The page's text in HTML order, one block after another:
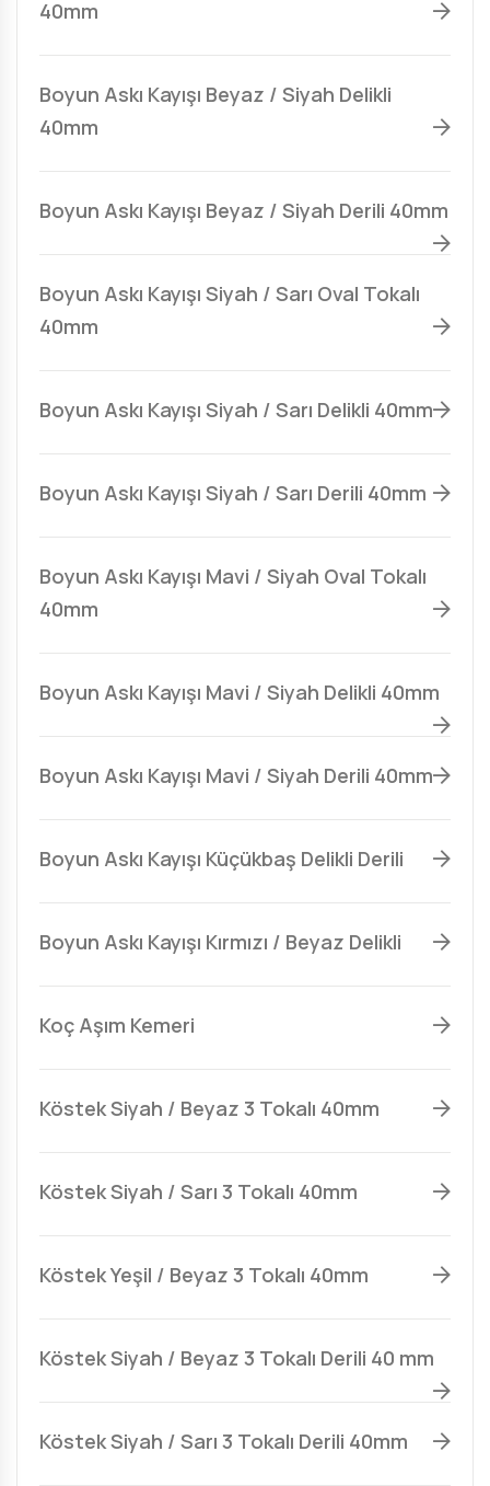
40mm
Boyun Askı Kayışı Beyaz / Siyah Delikli
40mm
Boyun Askı Kayışı Beyaz / Siyah Derili 40mm
Boyun Askı Kayışı Siyah / Sarı Oval Tokalı
40mm
Boyun Askı Kayışı Siyah / Sarı Delikli 40mm
Boyun Askı Kayışı Siyah / Sarı Derili 40mm
Boyun Askı Kayışı Mavi / Siyah Oval Tokalı
40mm
Boyun Askı Kayışı Mavi / Siyah Delikli 40mm
Boyun Askı Kayışı Mavi / Siyah Derili 40mm
Boyun Askı Kayışı Küçükbaş Delikli Derili
Boyun Askı Kayışı Kırmızı / Beyaz Delikli
Koç Aşım Kemeri
Köstek Siyah / Beyaz 3 Tokalı 40mm
Köstek Siyah / Sarı 3 Tokalı 40mm
Köstek Yeşil / Beyaz 3 Tokalı 40mm
Köstek Siyah / Beyaz 3 Tokalı Derili 40 mm
Köstek Siyah / Sarı 3 Tokalı Derili 40mm